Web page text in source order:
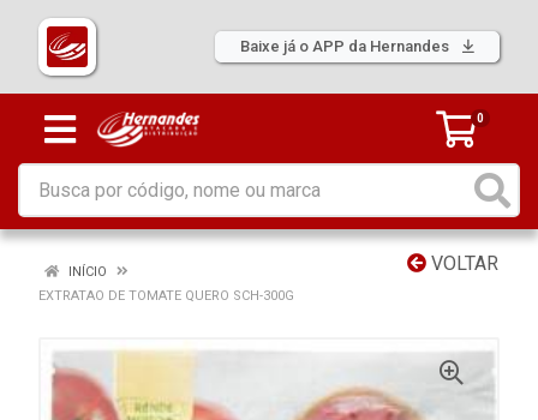
Baixe já o APP da Hernandes
0
VOLTAR
INÍCIO
EXTRATAO DE TOMATE QUERO SCH-300G